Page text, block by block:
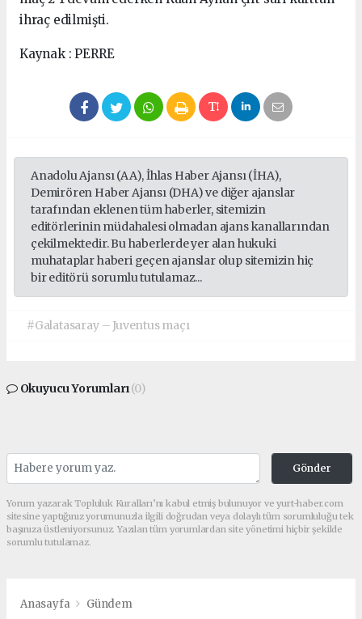
ihraç edilmişti.
Kaynak : PERRE
Anadolu Ajansı (AA), İhlas Haber Ajansı (İHA),
Demirören Haber Ajansı (DHA) ve diğer ajanslar
tarafından eklenen tüm haberler, sitemizin
editörlerinin müdahalesi olmadan ajans kanallarından
çekilmektedir. Bu haberlerde yer alan hukuki
muhataplar haberi geçen ajanslar olup sitemizin hiç
bir editörü sorumlu tutulamaz...
#Galatasaray – Juventus maçı
Okuyucu Yorumları(0)
Gönder
Yorum yazarak Topluluk Kuralları’nı kabul etmiş bulunuyor ve yurt-haber.com
sitesine yaptığınız yorumunuzla ilgili doğrudan veya dolaylı tüm sorumluluğu tek
başınıza üstleniyorsunuz. Yazılan tüm yorumlardan site yönetimi hiçbir şekilde
sorumlu tutulamaz.
Anasayfa Gündem